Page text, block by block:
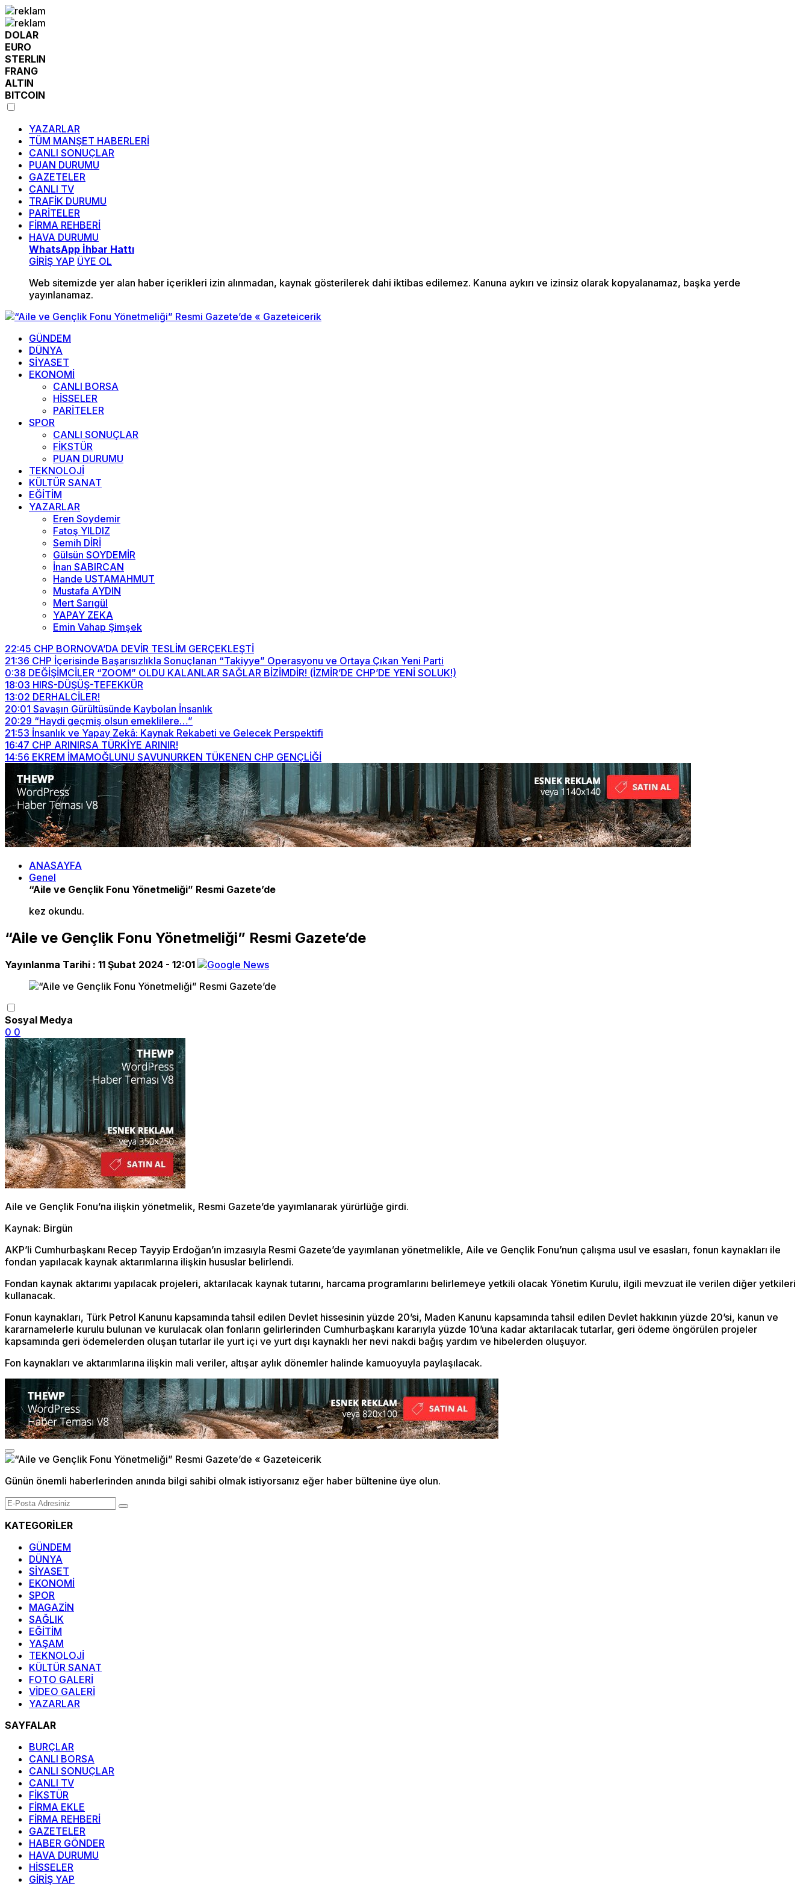
DOLAR
EURO
STERLIN
FRANG
ALTIN
BITCOIN
YAZARLAR
TÜM MANŞET HABERLERİ
CANLI SONUÇLAR
PUAN DURUMU
GAZETELER
CANLI TV
TRAFİK DURUMU
PARİTELER
FİRMA REHBERİ
HAVA DURUMU
WhatsApp İhbar Hattı
GİRİŞ YAP ÜYE OL
Web sitemizde yer alan haber içerikleri izin alınmadan, kaynak gösterilerek dahi iktibas edilemez. Kanuna aykırı ve izinsiz olarak kopyalanamaz, başka yerde
yayınlanamaz.
GÜNDEM
DÜNYA
SİYASET
EKONOMİ
CANLI BORSA
HİSSELER
PARİTELER
SPOR
CANLI SONUÇLAR
FİKSTÜR
PUAN DURUMU
TEKNOLOJİ
KÜLTÜR SANAT
EĞİTİM
YAZARLAR
Eren Soydemir
Fatoş YILDIZ
Semih DİRİ
Gülsün SOYDEMİR
İnan SABIRCAN
Hande USTAMAHMUT
Mustafa AYDIN
Mert Sarıgül
YAPAY ZEKA
Emin Vahap Şimşek
22:45 CHP BORNOVA’DA DEVİR TESLİM GERÇEKLEŞTİ
21:36 CHP İçerisinde Başarısızlıkla Sonuçlanan “Takiyye” Operasyonu ve Ortaya Çıkan Yeni Parti
0:38 DEĞİŞİMCİLER “ZOOM” OLDU KALANLAR SAĞLAR BİZİMDİR! (İZMİR’DE CHP’DE YENİ SOLUK!)
18:03 HIRS-DÜŞÜŞ-TEFEKKÜR
13:02 DERHALCİLER!
20:01 Savaşın Gürültüsünde Kaybolan İnsanlık
20:29 “Haydi geçmiş olsun emeklilere…”
21:53 İnsanlık ve Yapay Zekâ: Kaynak Rekabeti ve Gelecek Perspektifi
16:47 CHP ARINIRSA TÜRKİYE ARINIR!
14:56 EKREM İMAMOĞLUNU SAVUNURKEN TÜKENEN CHP GENÇLİĞİ
ANASAYFA
Genel
“Aile ve Gençlik Fonu Yönetmeliği” Resmi Gazete’de
kez okundu.
“Aile ve Gençlik Fonu Yönetmeliği” Resmi Gazete’de
Yayınlanma Tarihi : 11 Şubat 2024 - 12:01
Sosyal Medya
0 0
Aile ve Gençlik Fonu’na ilişkin yönetmelik, Resmi Gazete’de yayımlanarak yürürlüğe girdi.
Kaynak: Birgün
AKP’li Cumhurbaşkanı Recep Tayyip Erdoğan’ın imzasıyla Resmi Gazete’de yayımlanan yönetmelikle, Aile ve Gençlik Fonu’nun çalışma usul ve esasları, fonun kaynakları ile
fondan yapılacak kaynak aktarımlarına ilişkin hususlar belirlendi.
Fondan kaynak aktarımı yapılacak projeleri, aktarılacak kaynak tutarını, harcama programlarını belirlemeye yetkili olacak Yönetim Kurulu, ilgili mevzuat ile verilen diğer yetkileri
kullanacak.
Fonun kaynakları, Türk Petrol Kanunu kapsamında tahsil edilen Devlet hissesinin yüzde 20’si, Maden Kanunu kapsamında tahsil edilen Devlet hakkının yüzde 20’si, kanun ve
kararnamelerle kurulu bulunan ve kurulacak olan fonların gelirlerinden Cumhurbaşkanı kararıyla yüzde 10’una kadar aktarılacak tutarlar, geri ödeme öngörülen projeler
kapsamında geri ödemelerden oluşan tutarlar ile yurt içi ve yurt dışı kaynaklı her nevi nakdi bağış yardım ve hibelerden oluşuyor.
Fon kaynakları ve aktarımlarına ilişkin mali veriler, altışar aylık dönemler halinde kamuoyuyla paylaşılacak.
Günün önemli haberlerinden anında bilgi sahibi olmak istiyorsanız eğer haber bültenine üye olun.
KATEGORİLER
GÜNDEM
DÜNYA
SİYASET
EKONOMİ
SPOR
MAGAZİN
SAĞLIK
EĞİTİM
YAŞAM
TEKNOLOJİ
KÜLTÜR SANAT
FOTO GALERİ
VİDEO GALERİ
YAZARLAR
SAYFALAR
BURÇLAR
CANLI BORSA
CANLI SONUÇLAR
CANLI TV
FİKSTÜR
FİRMA EKLE
FİRMA REHBERİ
GAZETELER
HABER GÖNDER
HAVA DURUMU
HİSSELER
GİRİŞ YAP